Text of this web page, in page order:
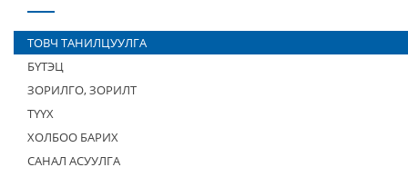
ТОВЧ ТАНИЛЦУУЛГА
БҮТЭЦ
ЗОРИЛГО, ЗОРИЛТ
ТҮҮХ
ХОЛБОО БАРИХ
САНАЛ АСУУЛГА